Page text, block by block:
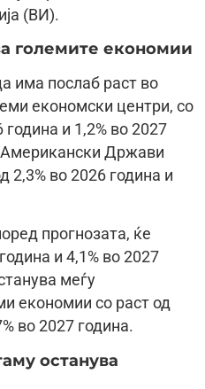
(ВИ).
големите економии
има послаб раст во
економски центри, со
година и 1,2% во 2027
Американски Држави
во 2026 година и
прогнозата, ќе
и 4,1% во 2027
меѓу
економии со раст од
во 2027 година.
останува